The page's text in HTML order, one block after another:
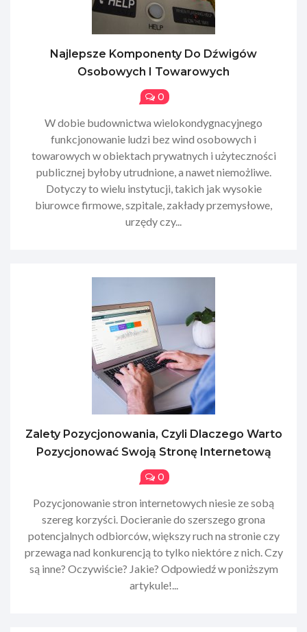
Najlepsze Komponenty Do Dźwigów
Osobowych I Towarowych
0
W dobie budownictwa wielokondygnacyjnego
funkcjonowanie ludzi bez wind osobowych i
towarowych w obiektach prywatnych i użyteczności
publicznej byłoby utrudnione, a nawet niemożliwe.
Dotyczy to wielu instytucji, takich jak wysokie
biurowce firmowe, szpitale, zakłady przemysłowe,
urzędy czy...
Zalety Pozycjonowania, Czyli Dlaczego Warto
Pozycjonować Swoją Stronę Internetową
0
Pozycjonowanie stron internetowych niesie ze sobą
szereg korzyści. Docieranie do szerszego grona
potencjalnych odbiorców, większy ruch na stronie czy
przewaga nad konkurencją to tylko niektóre z nich. Czy
są inne? Oczywiście? Jakie? Odpowiedź w poniższym
artykule!...